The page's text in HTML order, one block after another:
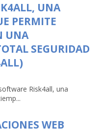
UNA
PERMITE
UNA
SEGURIDAD
Risk4all, una
WEB